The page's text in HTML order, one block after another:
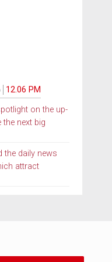
12.06 PM
on the up-
next big
the daily news
attract